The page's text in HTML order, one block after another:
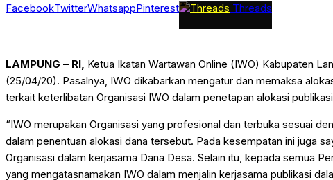
FacebookTwitterWhatsappPinterest Threads
LAMPUNG – RI, Ketua Ikatan Wartawan Online (IWO) Kabupaten
(25/04/20). Pasalnya, IWO dikabarkan mengatur dan memaksa
terkait keterlibatan Organisasi IWO dalam penetapan alokasi
“IWO merupakan Organisasi yang profesional dan terbuka sesuai
dalam penentuan alokasi dana tersebut. Pada kesempatan ini juga
Organisasi dalam kerjasama Dana Desa. Selain itu, kepada semua
yang mengatasnamakan IWO dalam menjalin kerjasama publikasi